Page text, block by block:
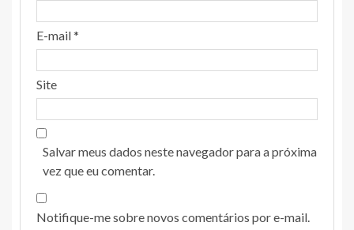
E-mail*
Site
Salvar meus dados neste navegador para a próxima
vez que eu comentar.
Notifique-me sobre novos comentários por e-mail.